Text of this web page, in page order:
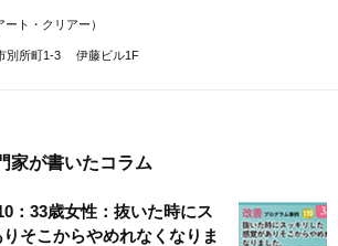
ト・クリアー）
別所町1-3 伊藤ビル1F
家が書いたコラム
：33歳女性：抜いた時にス
そこからやめれなくなりま